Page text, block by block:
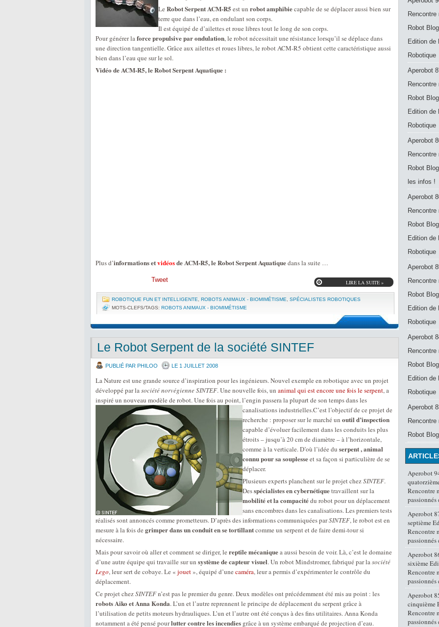
Le Robot Serpent ACM-R5 est un robot amphibiecapable de se déplacer aussi bien sur
terre que dans l’eau, en ondulant son corps.
Il est équipé de d’ailettes et roue libres tout le long de son corps.
Pour générer laforce propulsive par ondulation, le robot nécessitait une résistance lorsqu’il se déplace dans
une direction tangentielle. Grâce aux ailettes et roues libres, le robot ACM-R5 obtient cette caractéristique aussi
bien dans l’eau que sur le sol.
Vidéo de ACM-R5, le Robot Serpent Aquatique :
Plus d’informations etvidéosde ACM-R5, le Robot Serpent Aquatiquedans la suite …
LIRE LA SUITE »
Tweet
ROBOTIQUE FUN ET INTELLIGENTE ROBOTS ANIMAUX - BIOMIMÉTISME
SPÉCIALISTES ROBOTIQUES
MOTS-CLEFS/TAGS: ROBOTS ANIMAUX - BIOMIMÉTISME
Le Robot Serpent de la société SINTEF
PUBLIÉ PAR PHILOO LE 1 JUILLET 2008
La Nature est une grande source d’inspiration pour les ingénieurs. Nouvel exemple en robotique avec un projet
développé par lasociété norvégienne SINTEF. Une nouvelle fois, un animal qui est encore une fois le serpent, a
inspiré un nouveau modèle de robot. Une fois au point, l’engin passera la plupart de son temps dans les
canalisations industrielles.C’est l’objectif de ce projet de
recherche : proposer sur le marché un outil d’inspection
capable d’évoluer facilement dans les conduits les plus
étroits – jusqu’à 20 cm de diamètre – à l’horizontale,
comme à la verticale. D’où l’idée du serpent , animal
connu pour sa souplesseet sa façon si particulière de se
déplacer.
Plusieurs experts planchent sur le projet chezSINTEF.
Desspécialistes en cybernétiquetravaillent sur la
mobilité et la compacitédu robot pour un déplacement
sans encombres dans les canalisations. Les premiers tests
réalisés sont annoncés comme prometteurs. D’après des informations communiquées parSINTEF, le robot est en
mesure à la fois de grimper dans un conduit en se tortillantcomme un serpent et de faire demi-tour si
nécessaire.
Mais pour savoir où aller et comment se diriger, le reptile mécaniquea aussi besoin de voir. Là, c’est le domaine
d’une autre équipe qui travaille sur un système de capteur visuel. Un robot Mindstromer, fabriqué par lasociété
Lego, leur sert de cobaye. Le « jouet», équipé d’une caméra, leur a permis d’expérimenter le contrôle du
déplacement.
Ce projet chezSINTEFn’est pas le premier du genre. Deux modèles ont précédemment été mis au point : les
robots Aiko et Anna Konda. L’un et l’autre reprennent le principe de déplacement du serpent grâce à
l’utilisation de petits moteurs hydrauliques. L’un et l’autre ont été conçus à des fins utilitaires. Anna Konda
notamment a été pensé pourlutter contre les incendies grâce à un système embarqué de projection d’eau.
Rencontre
Robot Blog
Edition de
Robotique
Aperobot
Rencontre
Robot Blog
Edition de
Robotique
Aperobot
Rencontre
Robot Blog
les infos !
Aperobot
Rencontre
Robot Blog
Edition de
Robotique
Aperobot
Rencontre
Robot Blog
Edition de
Robotique
Aperobot
Rencontre
Robot Blog
Edition de
Robotique
Aperobot
Rencontre
Robot Blog
Aperobot
Rencontre
Aperobot
septième
Rencontre
Aperobot
sixième
Rencontre
Aperobot
cinquième
Rencontre